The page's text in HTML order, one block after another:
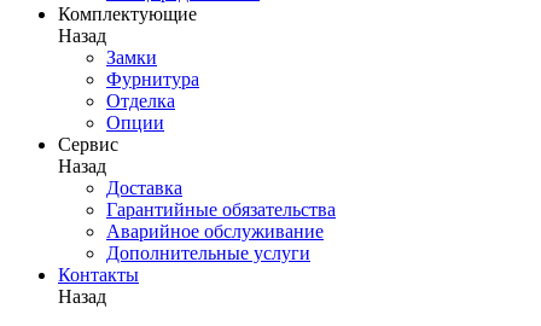
Комплектующие
Назад
Замки
Фурнитура
Отделка
Опции
Сервис
Назад
Доставка
Гарантийные обязательства
Аварийное обслуживание
Дополнительные услуги
Контакты
Назад